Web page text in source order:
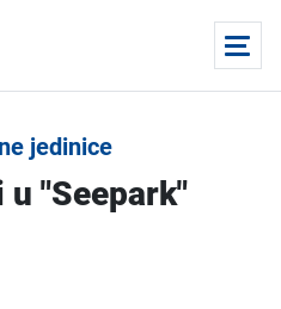
jedinice
"Seepark"